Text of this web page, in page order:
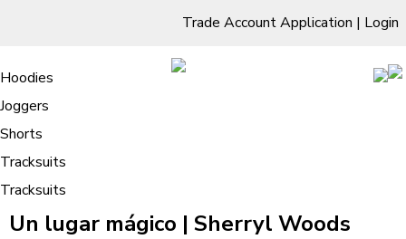
Trade Account Application | Login
Living Room
Sofas & Chairs
Cornar Sofas
Sofas
TV Units & Stands
Bedroom
Chest of Drawers
3 Drawer Chest
4 Drawer Chest
5 Drawer Chest
6 Drawer Chest
Dressing Tables Stools
Dressing Tables
Dressing Stools
Wholesale Mattresses
Mirrors
Free Standing Mirrors
Dining Room
Clothing
Hoodies
Joggers
Shorts
Tracksuits
Tracksuits
Un lugar mágico | [EPUB]
Home/Un lugar mágico | [EPUB]
Un lugar mágico | Sherryl Woods